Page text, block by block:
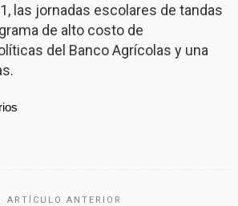
las jornadas escolares de tandas
de alto costo de
del Banco Agrícolas y una
ARTÍCULO ANTERIOR